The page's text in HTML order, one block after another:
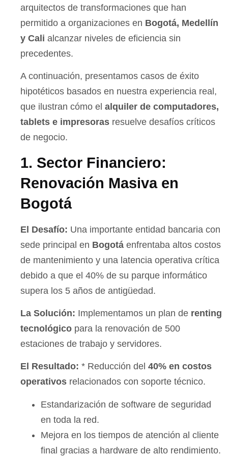
arquitectos de transformaciones que han
permitido a organizaciones en Bogotá, Medellín
y Cali alcanzar niveles de eficiencia sin
precedentes.
A continuación, presentamos casos de éxito
hipotéticos basados en nuestra experiencia real,
que ilustran cómo el alquiler de computadores,
tablets e impresoras resuelve desafíos críticos
de negocio.
1. Sector Financiero:
Renovación Masiva en
Bogotá
El Desafío: Una importante entidad bancaria con
sede principal en Bogotá enfrentaba altos costos
de mantenimiento y una latencia operativa crítica
debido a que el 40% de su parque informático
supera los 5 años de antigüedad.
La Solución: Implementamos un plan de renting
tecnológico para la renovación de 500
estaciones de trabajo y servidores.
El Resultado: * Reducción del 40% en costos
operativos relacionados con soporte técnico.
Estandarización de software de seguridad
en toda la red.
Mejora en los tiempos de atención al cliente
final gracias a hardware de alto rendimiento.